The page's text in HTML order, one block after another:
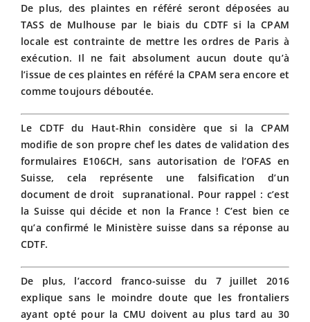
De plus, des plaintes en référé seront déposées au
TASS de Mulhouse par le biais du CDTF si la CPAM
locale est contrainte de mettre les ordres de Paris à
exécution. Il ne fait absolument aucun doute qu’à
l’issue de ces plaintes en référé la CPAM sera encore et
comme toujours déboutée.
Le CDTF du Haut-Rhin considère que si la CPAM
modifie de son propre chef les dates de validation des
formulaires E106CH, sans autorisation de l’OFAS en
Suisse, cela représente une falsification d’un
document de droit supranational. Pour rappel : c’est
la Suisse qui décide et non la France ! C’est bien ce
qu’a confirmé le Ministère suisse dans sa réponse au
CDTF.
De plus, l’accord franco-suisse du 7 juillet 2016
explique sans le moindre doute que les frontaliers
ayant opté pour la CMU doivent au plus tard au 30